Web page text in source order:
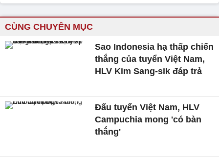
CÙNG CHUYÊN MỤC
Sao Indonesia hạ thấp chiến
thắng của tuyển Việt Nam,
HLV Kim Sang-sik đáp trả
Đấu tuyển Việt Nam, HLV
Campuchia mong 'có bàn
thắng'